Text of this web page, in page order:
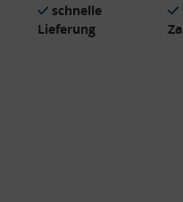
schnelle
Lieferung